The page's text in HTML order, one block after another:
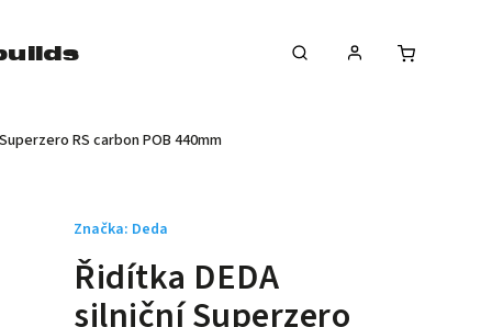
značky
RS carbon POB 440mm
Řidítka DEDA
silniční Superzero
Značka: Deda